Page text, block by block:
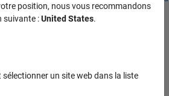
position, nous vous recommandons
suivante :United States.
un site web dans la liste